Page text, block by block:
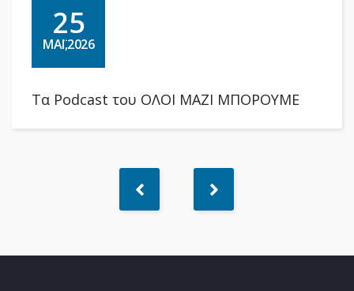
25
ΜΆΙ,2026
Τα Podcast του ΟΛΟΙ ΜΑΖΙ ΜΠΟΡΟΥΜΕ